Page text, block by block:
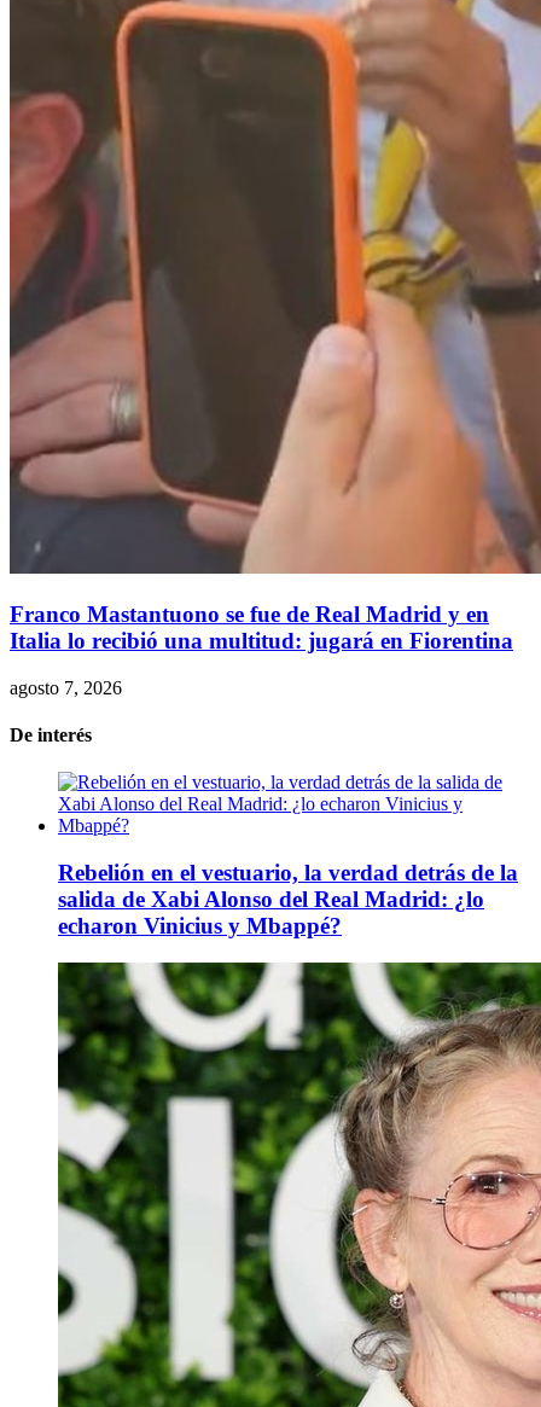
Franco Mastantuono se fue de Real Madrid y en
Italia lo recibió una multitud: jugará en Fiorentina
agosto 7, 2026
De interés
Rebelión en el vestuario, la verdad detrás de la
salida de Xabi Alonso del Real Madrid: ¿lo
echaron Vinicius y Mbappé?